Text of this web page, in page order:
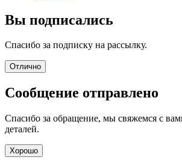
Вы подписались
Спасибо за подписку на рассылку.
Отлично
Сообщение отправлено
Спасибо за обращение, мы свяжемся с
деталей.
Хорошо